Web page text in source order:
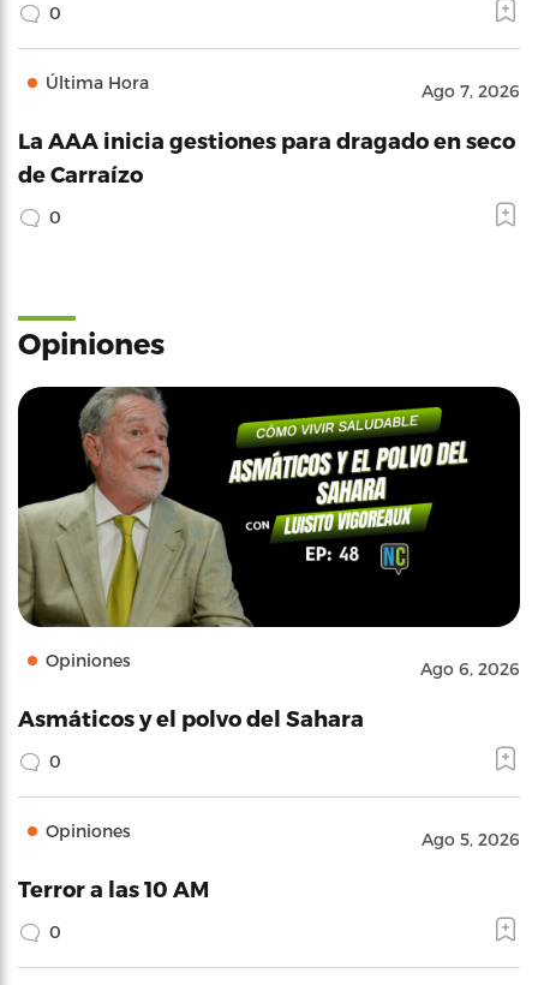
0
Última Hora Ago 7, 2026
La AAA inicia gestiones para dragado en seco
de Carraízo
0
Opiniones
Opiniones Ago 6, 2026
Asmáticos y el polvo del Sahara
0
Opiniones Ago 5, 2026
Terror a las 10 AM
0